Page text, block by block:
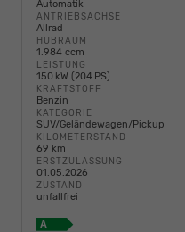
Automatik
ANTRIEBSACHSE
Allrad
HUBRAUM
1.984 ccm
LEISTUNG
150 kW (204 PS)
KRAFTSTOFF
Benzin
KATEGORIE
SUV/Geländewagen/Pickup
KILOMETERSTAND
69 km
ERSTZULASSUNG
01.05.2026
ZUSTAND
unfallfrei